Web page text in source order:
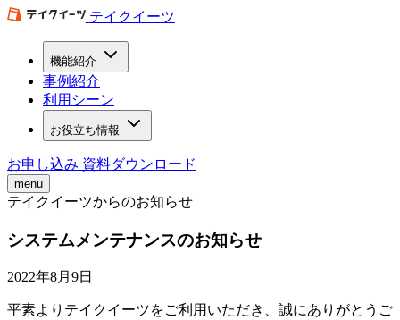
テイクイーツ
機能紹介
事例紹介
利用シーン
お役立ち情報
お申し込み 資料ダウンロード
menu
テイクイーツからのお知らせ
システムメンテナンスのお知らせ
2022年8月9日
平素よりテイクイーツをご利用いただき、誠にありがとうご